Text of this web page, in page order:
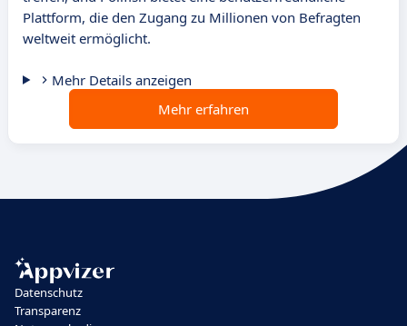
Plattform, die den Zugang zu Millionen von Befragten
weltweit ermöglicht.
Mehr Details anzeigen
Mehr erfahren
Datenschutz
Transparenz